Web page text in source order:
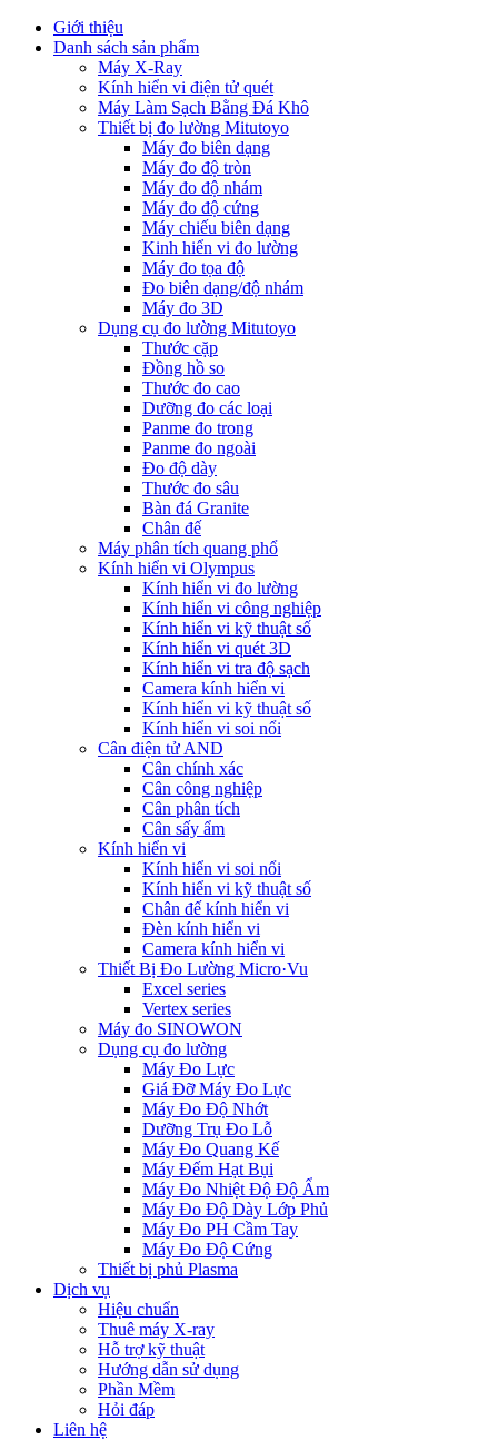
Giới thiệu
Danh sách sản phẩm
Máy X-Ray
Kính hiển vi điện tử quét
Máy Làm Sạch Bằng Đá Khô
Thiết bị đo lường Mitutoyo
Máy đo biên dạng
Máy đo độ tròn
Máy đo độ nhám
Máy đo độ cứng
Máy chiếu biên dạng
Kinh hiển vi đo lường
Máy đo tọa độ
Đo biên dạng/độ nhám
Máy đo 3D
Dụng cụ đo lường Mitutoyo
Thước cặp
Đồng hồ so
Thước đo cao
Dưỡng đo các loại
Panme đo trong
Panme đo ngoài
Đo độ dày
Thước đo sâu
Bàn đá Granite
Chân đế
Máy phân tích quang phổ
Kính hiển vi Olympus
Kính hiển vi đo lường
Kính hiển vi công nghiệp
Kính hiển vi kỹ thuật số
Kính hiển vi quét 3D
Kính hiển vi tra độ sạch
Camera kính hiển vi
Kính hiển vi kỹ thuật số
Kính hiển vi soi nổi
Cân điện tử AND
Cân chính xác
Cân công nghiệp
Cân phân tích
Cân sấy ẩm
Kính hiển vi
Kính hiển vi soi nổi
Kính hiển vi kỹ thuật số
Chân đế kính hiển vi
Đèn kính hiển vi
Camera kính hiển vi
Thiết Bị Đo Lường Micro·Vu
Excel series
Vertex series
Máy đo SINOWON
Dụng cụ đo lường
Máy Đo Lực
Giá Đỡ Máy Đo Lực
Máy Đo Độ Nhớt
Dưỡng Trụ Đo Lỗ
Máy Đo Quang Kế
Máy Đếm Hạt Bụi
Máy Đo Nhiệt Độ Độ Ẩm
Máy Đo Độ Dày Lớp Phủ
Máy Đo PH Cầm Tay
Máy Đo Độ Cứng
Thiết bị phủ Plasma
Dịch vụ
Hiệu chuẩn
Thuê máy X-ray
Hỗ trợ kỹ thuật
Hướng dẫn sử dụng
Phần Mềm
Hỏi đáp
Liên hệ